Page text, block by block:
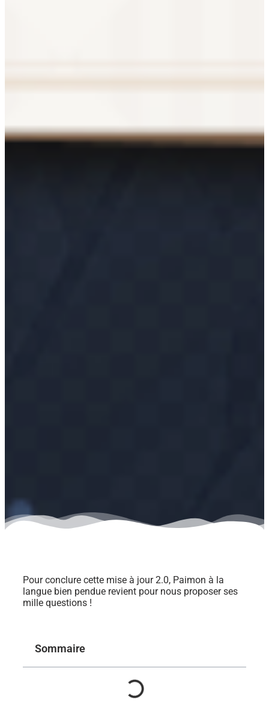
Pour conclure cette mise à jour 2.0, Paimon à la
langue bien pendue revient pour nous proposer ses
mille questions !
Sommaire